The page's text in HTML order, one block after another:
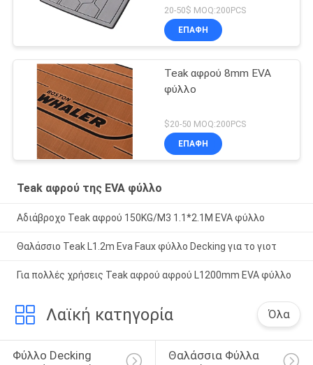
20-50$ MOQ:200PCS
ΕΠΑΦΉ
Teak αφρού 8mm EVA
φύλλο
$20-50 MOQ:200PCS
ΕΠΑΦΉ
Teak αφρού της EVA φύλλο
Αδιάβροχο Teak αφρού 150KG/M3 1.1*2.1M EVA φύλλο
Θαλάσσιο Teak L1.2m Eva Faux φύλλο Decking για το γιοτ
Για πολλές χρήσεις Teak αφρού αφρού L1200mm EVA φύλλο
Λαϊκή κατηγορία Όλα
Φύλλο Decking
Θαλάσσια Φύλλα